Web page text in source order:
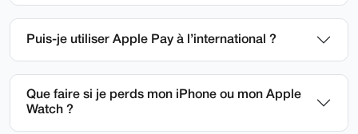
Puis-je utiliser Apple Pay à l’international ?
Que faire si je perds mon iPhone ou mon Apple
Watch ?